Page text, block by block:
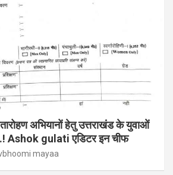
अभियानों हेतु उत्तराखंड के युवाओं
Ashok gulati एडिटर इन चीफ
mayaa